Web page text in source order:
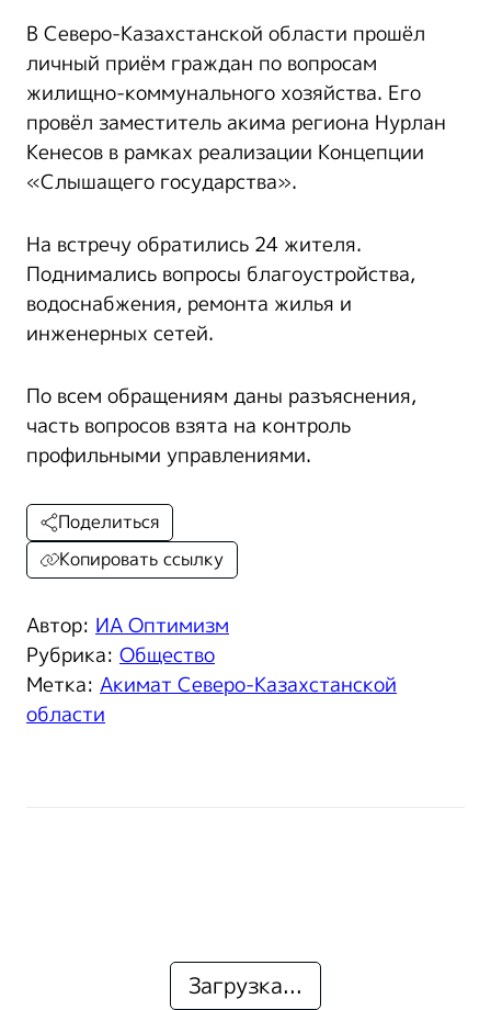
В Северо-Казахстанской области прошёл
личный приём граждан по вопросам
жилищно-коммунального хозяйства. Его
провёл заместитель акима региона Нурлан
Кенесов в рамках реализации Концепции
«Слышащего государства».
На встречу обратились 24 жителя.
Поднимались вопросы благоустройства,
водоснабжения, ремонта жилья и
инженерных сетей.
По всем обращениям даны разъяснения,
часть вопросов взята на контроль
профильными управлениями.
Автор: ИА Оптимизм
Рубрика: Общество
Метка: Акимат Северо-Казахстанской
области
Поделиться
Копировать ссылку
Загрузка...